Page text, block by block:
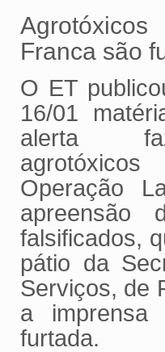
Franca são
O ET
16/01
alerta
Operação
apreensão
falsificados,
pátio da
Serviços, de
a imprensa
furtada.